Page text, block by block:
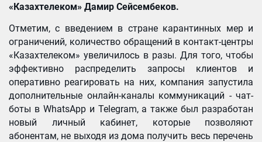
«Казахтелеком» Дамир Сейсембеков.
Отметим, с введением в стране карантинных мер и
ограничений, количество обращений в контакт-центры
«Казахтелеком» увеличилось в разы. Для того, чтобы
эффективно распределить запросы клиентов и
оперативно реагировать на них, компания запустила
дополнительные онлайн-каналы коммуникаций - чат-
боты в WhatsApp и Telegram, а также был разработан
новый личный кабинет, которые позволяют
абонентам, не выходя из дома получить весь перечень